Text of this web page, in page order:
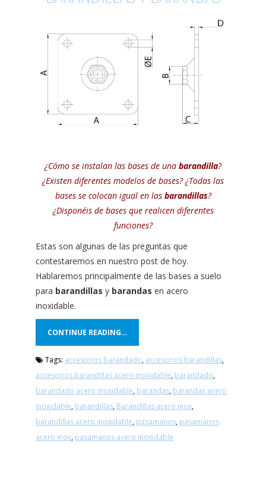
¿Cómo se instalan las bases de una barandilla?
¿Existen diferentes modelos de bases? ¿Todas las
bases se colocan igual en lasbarandillas?
¿Disponéis de bases que realicen diferentes
funciones?
Estas son algunas de las preguntas que
contestaremos en nuestro post de hoy.
Hablaremos principalmente de las bases a suelo
para barandillas y barandas en acero
inoxidable.
CONTINUE READING…
Tags: accesorios barandado, accesorios barandillas,
accesorios barandillas acero inoxidable, barandado,
barandado acero inoxidable, barandas, barandas acero
inoxidable, barandillas, Barandillas acero inox,
barandillas acero inoxidable, pasamanos, pasamanos
acero inox, pasamanos acero inoxidable